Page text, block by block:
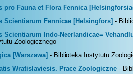
pro Fauna et Flora Fennica
Scientiarum Fennicae [Helsingfors] -
Scientiarum Indo-Neerlandicae=
Zoologicznego
[Warszawa] - Biblioteka Instytutu
Wratislaviesis. Prace Zoologiczne -